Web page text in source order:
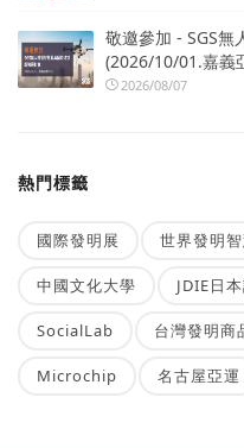
敬邀參加 - SGS無
(2026/10/01.嘉義
2026/08/07
熱門標籤
國際發明展 世界發明
中國文化大學 JDIE日
SocialLab 台灣發明商
Microchip 名古屋亞運